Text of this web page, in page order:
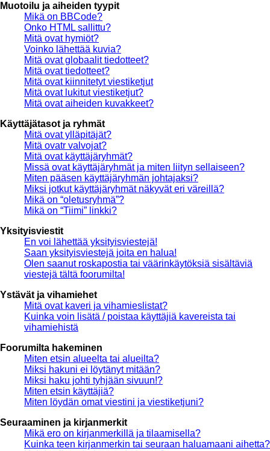
Muotoilu ja aiheiden tyypit
Mikä on BBCode?
Onko HTML sallittu?
Mitä ovat hymiöt?
Voinko lähettää kuvia?
Mitä ovat globaalit tiedotteet?
Mitä ovat tiedotteet?
Mitä ovat kiinnitetyt viestiketjut
Mitä ovat lukitut viestiketjut?
Mitä ovat aiheiden kuvakkeet?
Käyttäjätasot ja ryhmät
Mitä ovat ylläpitäjät?
Mitä ovatr valvojat?
Mitä ovat käyttäjäryhmät?
Missä ovat käyttäjäryhmät ja miten liityn sellaiseen?
Miten pääsen käyttäjäryhmän johtajaksi?
Miksi jotkut käyttäjäryhmät näkyvät eri väreillä?
Mikä on “oletusryhmä”?
Mikä on “Tiimi” linkki?
Yksityisviestit
En voi lähettää yksityisviestejä!
Saan yksityisviestejä joita en halua!
Olen saanut roskapostia tai väärinkäytöksiä sisältäviä
viestejä tältä foorumilta!
Ystävät ja vihamiehet
Mitä ovat kaveri ja vihamieslistat?
Kuinka voin lisätä / poistaa käyttäjiä kavereista tai
vihamiehistä
Foorumilta hakeminen
Miten etsin alueelta tai alueilta?
Miksi hakuni ei löytänyt mitään?
Miksi haku johti tyhjään sivuun!?
Miten etsin käyttäjiä?
Miten löydän omat viestini ja viestiketjuni?
Seuraaminen ja kirjanmerkit
Mikä ero on kirjanmerkillä ja tilaamisella?
Kuinka teen kirjanmerkin tai seuraan haluamaani aihetta?